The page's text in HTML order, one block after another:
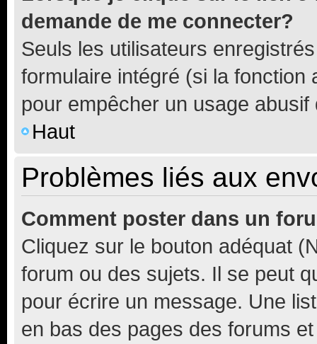
demande de me connecter?
Seuls les utilisateurs
formulaire intégré (si la fonction
pour empêcher un usage
Haut
Problèmes liés aux
Comment poster dans un
Cliquez sur le bouton adéquat
forum ou des sujets. Il se peut
pour écrire un message. Une
en bas des pages des forums